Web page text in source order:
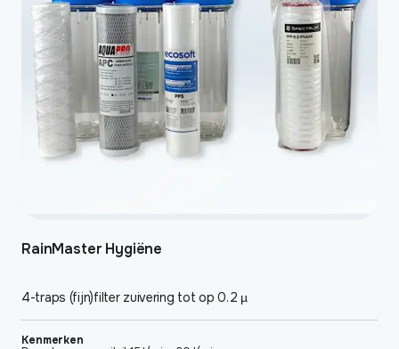
RainMaster Hygiëne
4-traps (fijn)filter zuivering tot op 0.2 µ
Kenmerken